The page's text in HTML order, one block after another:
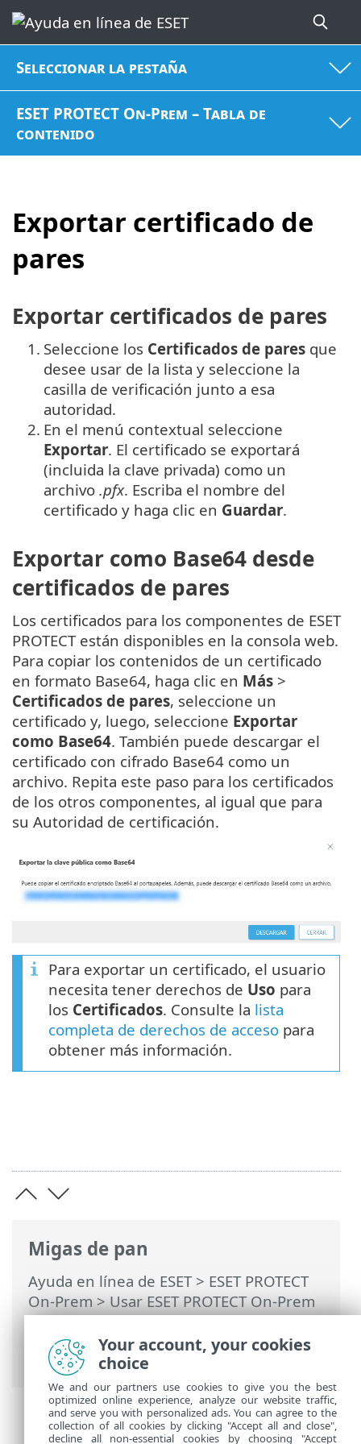
Seleccionar la pestaña
ESET PROTECT On-Prem – Tabla de
contenido
Exportar certificado de
pares
Migas de pan
Ayuda en línea de ESET> ESET PROTECT
On-Prem>Usar ESET PROTECT On-Prem
>ESET PROTECT On-Prem Menú principal
> Más >
Certificados>Certificados de
pares> Exportar certificado de pares
Exportar certificados de pares
1. Seleccione los Certificados de pares que
desee usar de la lista y seleccione la
casilla de verificación junto a esa
autoridad.
2. En el menú contextual seleccione
Exportar. El certificado se exportará
(incluida la clave privada) como un
archivo .pfx. Escriba el nombre del
certificado y haga clic en Guardar.
Exportar como Base64 desde
certificados de pares
Los certificados para los componentes de ESET
PROTECT están disponibles en la consola web.
Para copiar los contenidos de un certificado
en formato Base64, haga clic en Más >
Certificados de pares, seleccione un
certificado y, luego, seleccione Exportar
como Base64. También puede descargar el
certificado con cifrado Base64 como un
archivo. Repita este paso para los certificados
de los otros componentes, al igual que para
su Autoridad de certificación.
Para exportar un certificado, el usuario
necesita tener derechos de Uso para
los Certificados. Consulte la lista
completa de derechos de acceso para
obtener más información.
Your account, your cookies
choice
We and our partners use cookies to give you the best
optimized online experience, analyze our website traffic,
and serve you with personalized ads. You can agree to the
collection of all cookies by clicking "Accept all and close",
decline all non-essential cookies by choosing "Accept